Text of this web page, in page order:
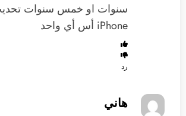
سنوات او خمس سنوات
iPhone أس أي واحد
رد
هاني